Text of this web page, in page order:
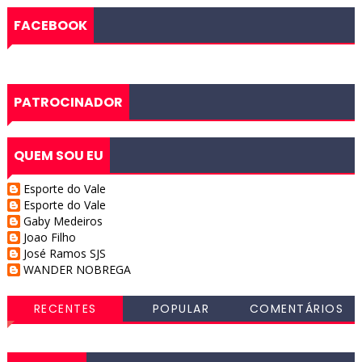
FACEBOOK
PATROCINADOR
QUEM SOU EU
Esporte do Vale
Esporte do Vale
Gaby Medeiros
Joao Filho
José Ramos SJS
WANDER NOBREGA
RECENTES POPULAR COMENTÁRIOS